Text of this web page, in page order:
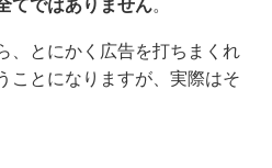
てではありません。
、とにかく広告を打ちまくれ
ことになりますが、実際はそ